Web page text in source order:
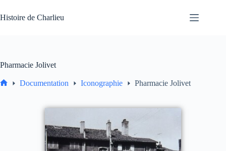
au
contenu
Histoire de Charlieu
Pharmacie Jolivet
Documentation Iconographie Pharmacie Jolivet